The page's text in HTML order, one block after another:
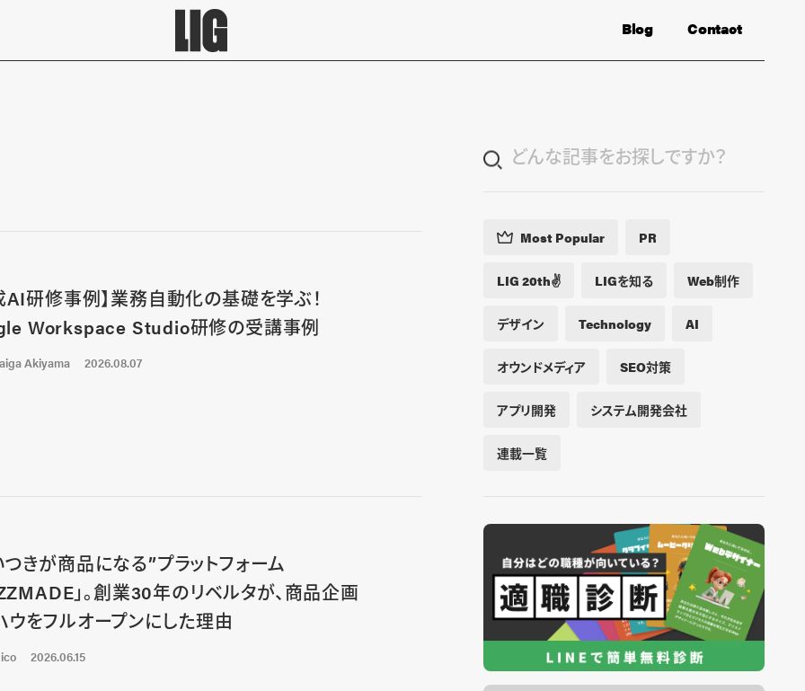
Contact
Blog
AI研修事例】業務自動化の基礎を学ぶ！
Workspace Studio研修の受講事例
Akiyama 2026.08.07
きが商品になる”プラットフォーム
」。創業30年のリベルタが、商品企画
ウをフルオープンにした理由
2026.06.15
Most Popular PR
LIG 20th✌️ LIGを知る Web制作
デザイン Technology AI
オウンドメディア SEO対策
アプリ開発 システム開発会社
連載一覧